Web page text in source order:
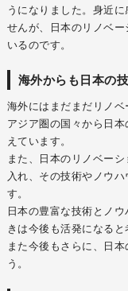
うになりました。身近
せんが、日本のリノベ
いるのです。
海外からも日本の
海外にはまだまだリノ
アジア圏の国々から日
えています。
また、日本のリノベー
入れ、その技術やノウ
す。
日本の豊富な技術とノ
きは今後も活発になると
また今後もさらに、日
う。